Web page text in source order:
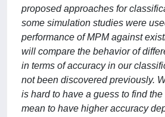
proposed approaches for
some simulation studies were
performance of MPM against
will compare the behavior of
in terms of accuracy in our
not been discovered previously.
is hard to have a guess to find
mean to have higher accuracy